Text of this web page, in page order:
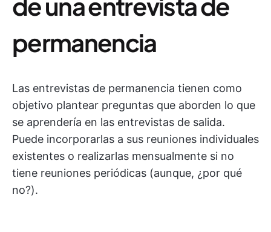
permanencia
Las entrevistas de permanencia tienen como
objetivo plantear preguntas que aborden lo que
se aprendería en las entrevistas de salida.
Puede incorporarlas a sus reuniones individuales
existentes o realizarlas mensualmente si no
tiene reuniones periódicas (aunque, ¿por qué
no?).